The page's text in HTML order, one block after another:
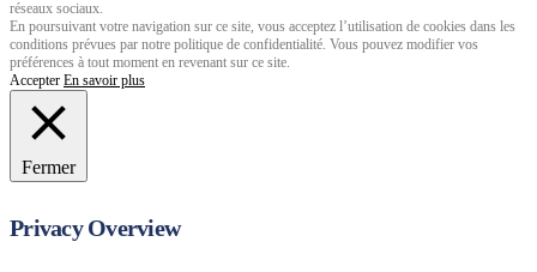
réseaux sociaux.
En poursuivant votre navigation sur ce site, vous acceptez l’utilisation de cookies dans les
conditions prévues par notre politique de confidentialité. Vous pouvez modifier vos
préférences à tout moment en revenant sur ce site.
Accepter En savoir plus
Fermer
Privacy Overview